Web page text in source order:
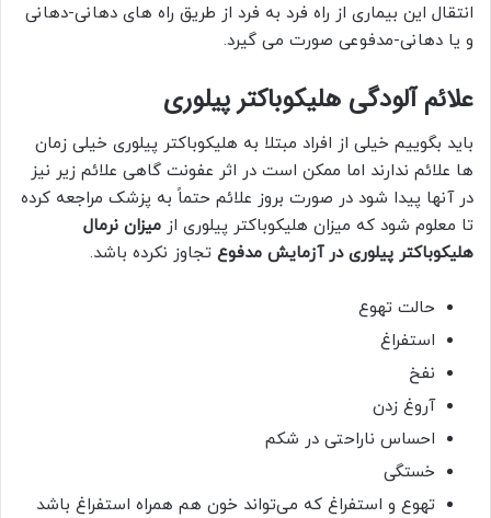
انتقال این بیماری از راه فرد به فرد از طریق راه های دهانی-دهانی
و یا دهانی-مدفوعی صورت می گیرد.
علائم آلودگی هلیکوباکتر پیلوری
باید بگوییم خیلی از افراد مبتلا به هلیکوباکتر پیلوری خیلی زمان
ها علائم ندارند اما ممکن است در اثر عفونت گاهی علائم زیر نیز
در آنها پیدا شود در صورت بروز علائم حتماً به پزشک مراجعه کرده
تا معلوم شود که میزان هلیکوباکتر پیلوری از میزان نرمال
هلیکوباکتر پیلوری در آزمایش مدفوع تجاوز نکرده باشد.
حالت تهوع
استفراغ
نفخ
آروغ زدن
احساس ناراحتی در شکم
خستگی
تهوع و استفراغ که می‌تواند خون هم همراه استفراغ باشد